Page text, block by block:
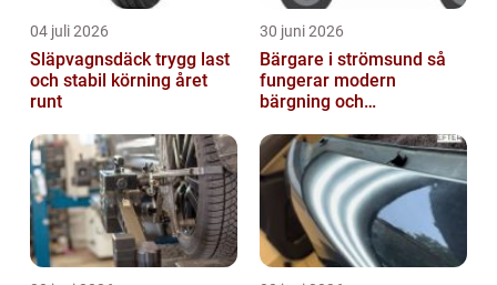
04 juli 2026
Släpvagnsdäck trygg last
och stabil körning året
runt
30 juni 2026
Bärgare i strömsund så
fungerar modern
bärgning och